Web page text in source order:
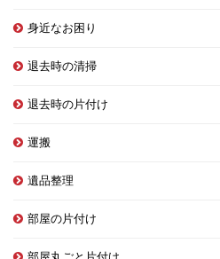
身近なお困り
退去時の清掃
退去時の片付け
運搬
遺品整理
部屋の片付け
部屋丸ごと片付け